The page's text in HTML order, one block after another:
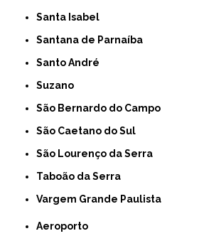
Santa Isabel
Santana de Parnaíba
Santo André
Suzano
São Bernardo do Campo
São Caetano do Sul
São Lourenço da Serra
Taboão da Serra
Vargem Grande Paulista
Aeroporto